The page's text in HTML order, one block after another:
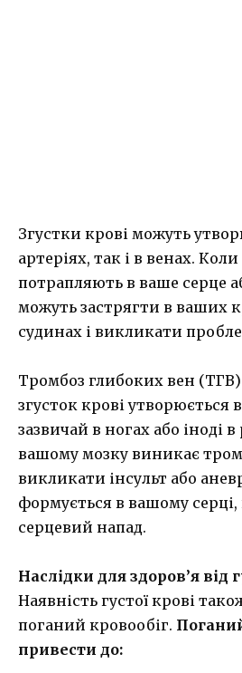
Згустки крові можуть
артеріях, так і в венах. Коли
потрапляють в ваше серце
можуть застрягти в ваших
судинах і викликати
Тромбоз глибоких вен
згусток крові утворюється
зазвичай в ногах або іноді
вашому мозку виникає
викликати інсульт або
формується в вашому
серцевий напад.
Наслідки для здоров’я від
Наявність густої крові
поганий кровообіг.
привести до: